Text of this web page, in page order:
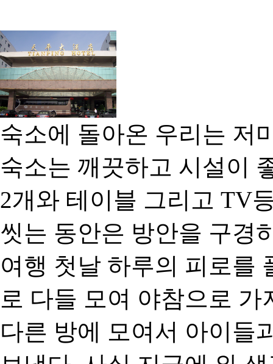
숙소에 돌아온 우리는 저
숙소는 깨끗하고 시설이
2개와 테이블 그리고 TV
씻는 동안은 방안을 구경
여행 첫날 하루의 피로를
로 다들 모여 야참으로
다른 방에 모여서 아이들